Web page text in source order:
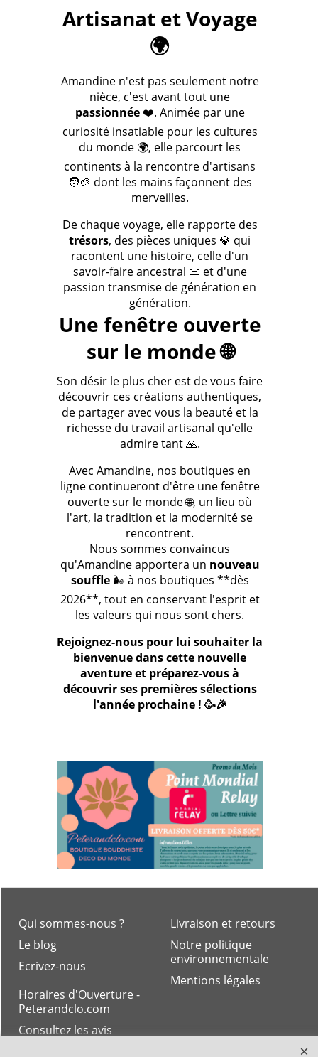
Artisanat et Voyage
🌍
Amandine n'est pas seulement notre
nièce, c'est avant tout une
passionnée❤️. Animée par une
curiosité insatiable pour les cultures
du monde 🌍, elle parcourt les
continents à la rencontre d'artisans
🧑‍🎨 dont les mains façonnent des
merveilles.
De chaque voyage, elle rapporte des
trésors, des pièces uniques 💎 qui
racontent une histoire, celle d'un
savoir-faire ancestral 📜 et d'une
passion transmise de génération en
génération.
Une fenêtre ouverte
sur le monde 🌐
Son désir le plus cher est de vous faire
découvrir ces créations authentiques,
de partager avec vous la beauté et la
richesse du travail artisanal qu'elle
admire tant 🙏.
Avec Amandine, nos boutiques en
ligne continueront d'être une fenêtre
ouverte sur le monde 🌐, un lieu où
l'art, la tradition et la modernité se
rencontrent.
Nous sommes convaincus
qu'Amandine apportera un nouveau
souffle🌬️ à nos boutiques **dès
2026**, tout en conservant l'esprit et
les valeurs qui nous sont chers.
Rejoignez-nous pour lui souhaiter la
bienvenue dans cette nouvelle
aventure et préparez-vous à
découvrir ses premières sélections
l'année prochaine ! 🥳🎉
Livraison et retours
Notre politique
environnementale
Mentions légales
Qui sommes-nous ?
Le blog
Ecrivez-nous
Horaires d'Ouverture -
Peterandclo.com
Consultez les avis